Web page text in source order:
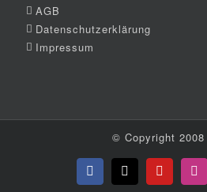
AGB
Datenschutzerklärung
Impressum
© Copyright 2008
Facebook
X YouTube